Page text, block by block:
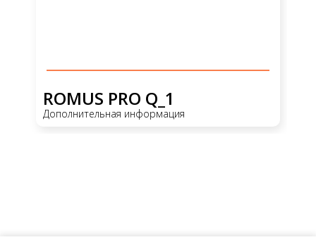
ROMUS PRO Q_1
Дополнительная информация